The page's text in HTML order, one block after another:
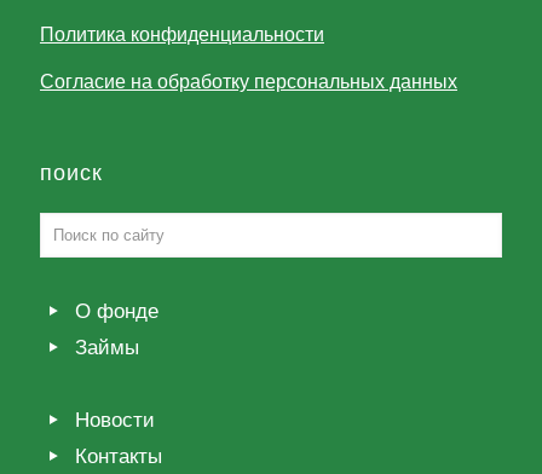
Политика конфиденциальности
Согласие на обработку персональных данных
поиск
О фонде
Займы
Новости
Контакты